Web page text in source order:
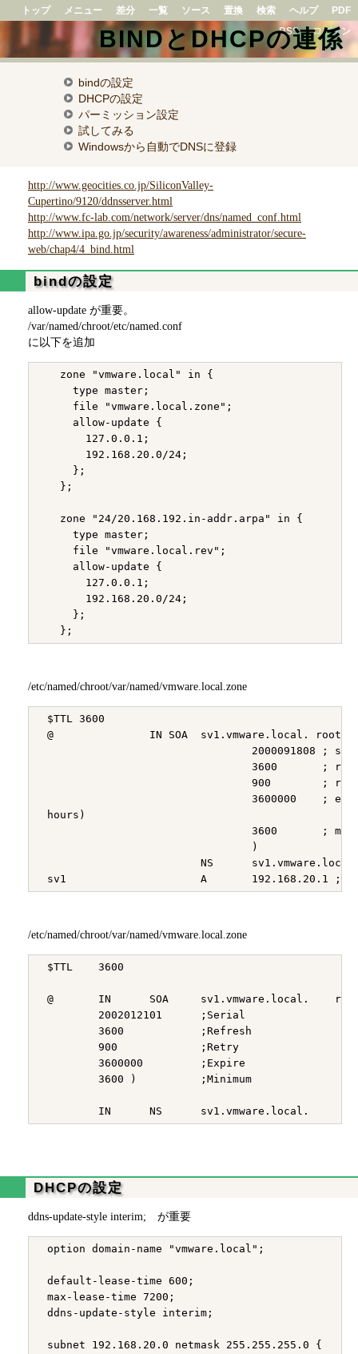
トップ メニュー 差分 一覧 ソース 置換 検索 ヘルプ
PDF
RSS
ログイン
BINDとDHCPの連係
bindの設定
DHCPの設定
パーミッション設定
試してみる
Windowsから自動でDNSに登録
http://www.geocities.co.jp/SiliconValley-
Cupertino/9120/ddnsserver.html
http://www.fc-lab.com/network/server/dns/named_conf.html
http://www.ipa.go.jp/security/awareness/administrator/secure-
web/chap4/4_bind.html
bindの設定
allow-update が重要。
/var/named/chroot/etc/named.conf
に以下を追加
   zone "vmware.local" in {
     type master;
     file "vmware.local.zone";
     allow-update {
       127.0.0.1;
       192.168.20.0/24;
     };
   };
   zone "24/20.168.192.in-addr.arpa" in {
     type master;
     file "vmware.local.rev";
     allow-update {
       127.0.0.1;
       192.168.20.0/24;
     };
/etc/named/chroot/var/named/vmware.local.zone
$TTL 3600
@               IN SOA  sv1.vmware.local.
2000091808 ;
3600       ;
900        ;
3600000    ;
hours)
3600       ;
                                 )
NS
/etc/named/chroot/var/named/vmware.local.zone
$TTL    3600
@       IN      SOA     sv1.vmware.local.
         2002012101      ;Serial
         3600            ;Refresh
         900             ;Retry
         3600000         ;Expire
         3600 )          ;Minimum
DHCPの設定
ddns-update-style interim; が重要
option domain-name "vmware.local";
default-lease-time 600;
max-lease-time 7200;
ddns-update-style interim;
subnet 192.168.20.0 netmask 255.255.255.0 {